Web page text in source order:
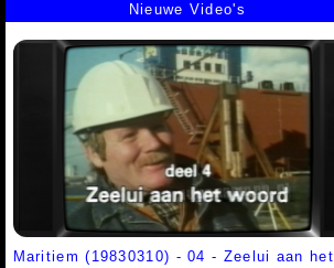
Nieuwe Video's
Maritiem (19830310) - 04 - Zeelui aan het